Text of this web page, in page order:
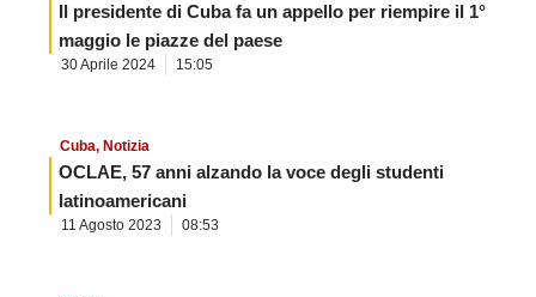
Il presidente di Cuba fa un appello per riempire il 1°
maggio le piazze del paese
30 Aprile 2024 15:05
Cuba, Notizia
OCLAE, 57 anni alzando la voce degli studenti
latinoamericani
11 Agosto 2023 08:53